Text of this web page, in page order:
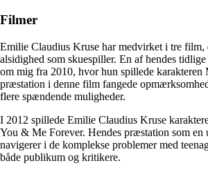
Filmer
Emilie Claudius Kruse har medvirket i tre film,
alsidighed som skuespiller. En af hendes
om mig fra 2010, hvor hun spillede karakteren
præstation i denne film fangede
flere spændende muligheder.
I 2012 spillede Emilie Claudius Kruse
You & Me Forever. Hendes præstation som en
navigerer i de komplekse problemer med
både publikum og kritikere.